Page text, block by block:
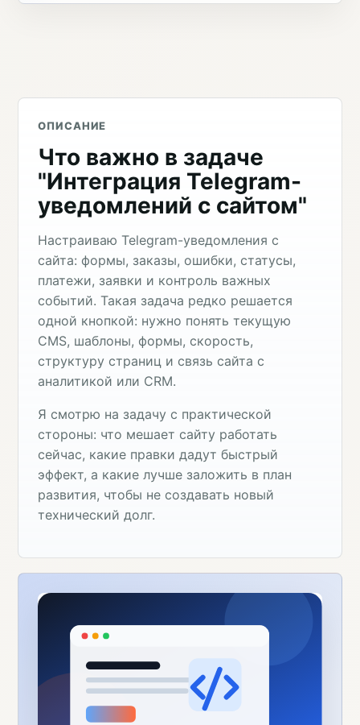
ОПИСАНИЕ
Что важно в задаче
"Интеграция Telegram-
уведомлений с сайтом"
Настраиваю Telegram-уведомления с
сайта: формы, заказы, ошибки, статусы,
платежи, заявки и контроль важных
событий. Такая задача редко решается
одной кнопкой: нужно понять текущую
CMS, шаблоны, формы, скорость,
структуру страниц и связь сайта с
аналитикой или CRM.
Я смотрю на задачу с практической
стороны: что мешает сайту работать
сейчас, какие правки дадут быстрый
эффект, а какие лучше заложить в план
развития, чтобы не создавать новый
технический долг.